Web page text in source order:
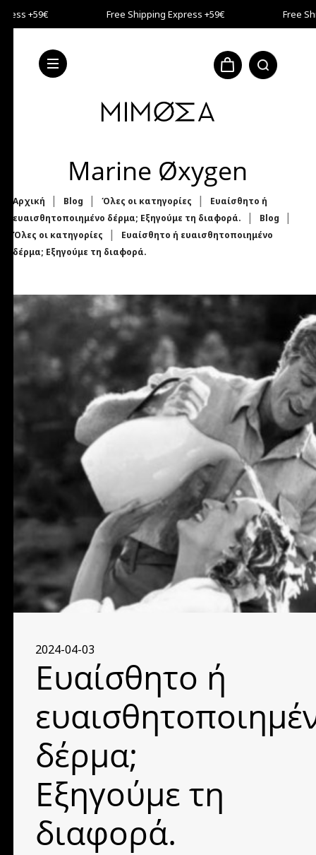
Μετάβαση στο κύριο περιεχόμενο
+59€ Free Shipping Express +59€ Free
Marine Øxygen
Αρχική Blog Όλες οι κατηγορίες
Ευαίσθητο ή
ευαισθητοποιημένο δέρμα; Εξηγούμε τη διαφορά.
Blog
Όλες οι κατηγορίες
Ευαίσθητο ή ευαισθητοποιημένο
δέρμα; Εξηγούμε τη διαφορά.
2024-04-03
Ευαίσθητο ή
δέρμα;
Εξηγούμε τη
διαφορά.